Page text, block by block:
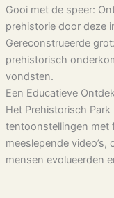
Gooi met de speer:
prehistorie door deze
Gereconstrueerde
prehistorisch
vondsten.
Een Educatieve
Het Prehistorisch
tentoonstellingen met
meeslepende
mensen evolueerden